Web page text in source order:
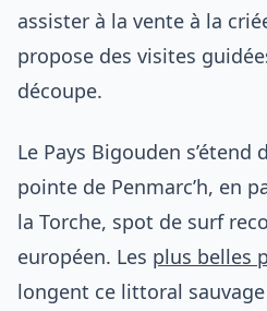
assister à la vente à la
propose des visites
découpe.
Le Pays Bigouden s’étend
pointe de Penmarc’h, en
la Torche, spot de surf
européen. Les plus belles
longent ce littoral